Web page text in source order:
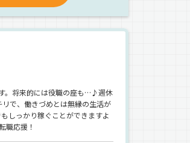
。将来的には役職の座も…♪週休
で、働きづめとは無縁の生活が
しっかり稼ぐことができますよ
職応援！